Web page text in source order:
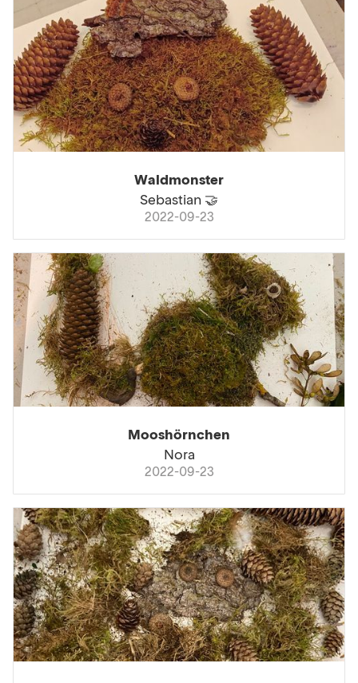
Waldmonster
Sebastian 🤝
2022-09-23
Mooshörnchen
Nora
2022-09-23